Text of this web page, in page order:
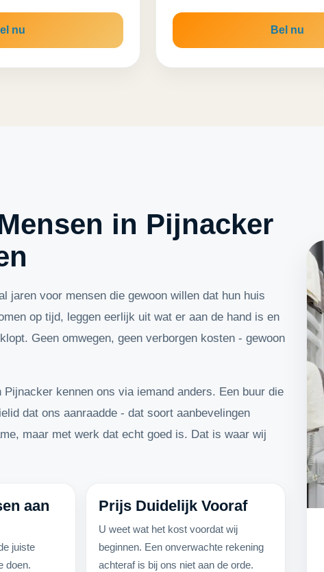
nu Bel nu
in Pijnacker
jaren voor mensen die gewoon willen dat hun huis
op tijd, leggen eerlijk uit wat er aan de hand is en
Geen omwegen, geen verborgen kosten - gewoon
kennen ons via iemand anders. Een buur die
dat ons aanraadde - dat soort aanbevelingen
maar met werk dat echt goed is. Dat is waar wij
aan
juiste
doen.
Prijs Duidelijk Vooraf
U weet wat het kost voordat wij
beginnen. Een onverwachte rekening
achteraf is bij ons niet aan de orde.